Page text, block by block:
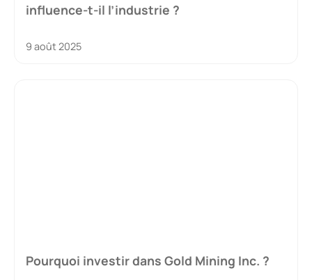
influence-t-il l’industrie ?
9 août 2025
Pourquoi investir dans Gold Mining Inc. ?